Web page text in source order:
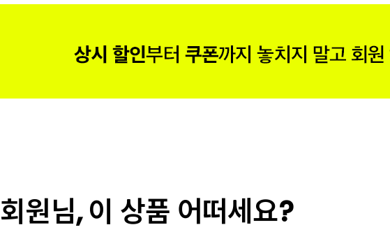
회원님, 이 상품 어떠세요?